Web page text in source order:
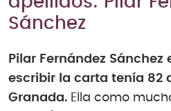
Sánchez
Pilar Fernández
escribir la carta tenía 82
Granada. Ella como